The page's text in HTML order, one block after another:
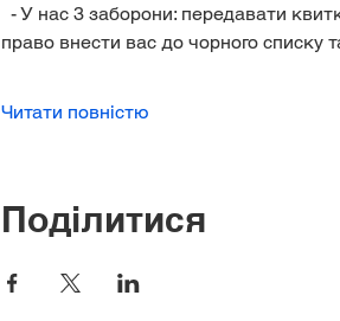
право внести вас до чорного списку
Читати повністю
Поділитися